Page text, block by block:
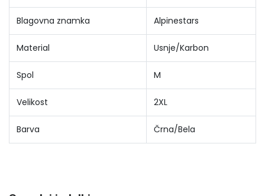
Blagovna znamka Alpinestars
Material Usnje/Karbon
Spol M
Velikost 2XL
Barva Črna/Bela